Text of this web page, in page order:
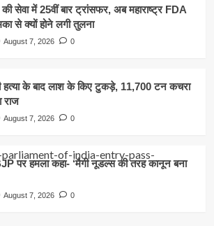
सेवा में 25वीं बार ट्रांसफर, अब महाराष्ट्र FDA
से क्यों होने लगी तुलना
August 7, 2026
0
हत्या के बाद लाश के किए टुकड़े, 11,700 टन कचरा
राज
August 7, 2026
0
पर हमला कहा- ‘मैगी नूडल्स की तरह कानून बना
August 7, 2026 0